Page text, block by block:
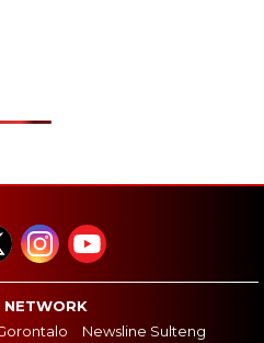
NETWORK
Newsline Sulteng